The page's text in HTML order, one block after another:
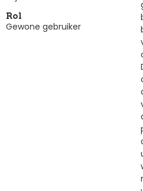
Rol
Gewone gebruiker